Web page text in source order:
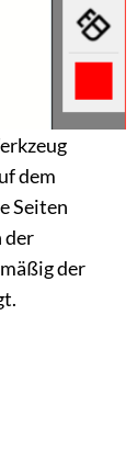
dem
Seiten
der
der